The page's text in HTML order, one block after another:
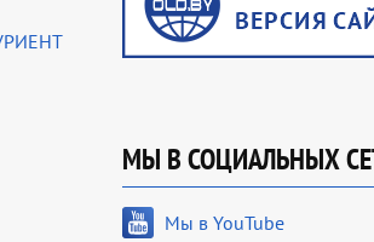
МЫ В СОЦИАЛЬНЫХ
Мы в YouTube